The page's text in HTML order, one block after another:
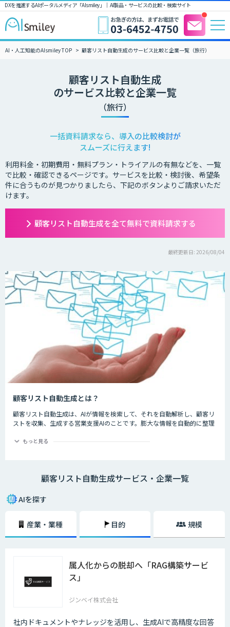
DXを推進するAIポータルメディア「AIsmiley」｜ AI製品・サービスの比較・検索サイト
AI・人工知能のAIsmiley TOP 顧客リスト自動生成のサービス比較と企業一覧（旅行）
顧客リスト自動生成
のサービス比較と企業一覧
（旅行）
一括資料請求なら、導入の比較検討が
スムーズに行えます!
利用料金・初期費用・無料プラン・トライアルの有無などを、一覧
で比較・確認できるページです。サービスを比較・検討後、希望条
件に合うものが見つかりましたら、下記のボタンよりご請求いただ
けます。
顧客リスト自動生成を全て無料で資料請求する
最終更新日: 2026/08/04
顧客リスト自動生成とは？
顧客リスト自動生成は、AIが情報を検索して、それを自動解析し、顧客リ
ストを収集、生成する営業支援AIのことです。膨大な情報を自動的に整理
することができるようになります。
もっと見る
顧客リスト自動生成サービス・企業一覧
AIを探す
産業・業種 目的 規模
属人化からの脱却へ「RAG構築サービ
ス」
ジンベイ株式会社
社内ドキュメントやナレッジを活用し、生成AIで高精度な回答